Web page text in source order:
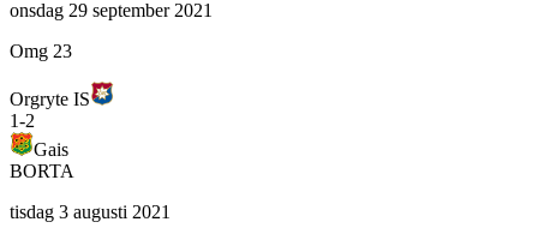
onsdag 29 september 2021
Omg 23
Orgryte IS
1-2
Gais
BORTA
tisdag 3 augusti 2021